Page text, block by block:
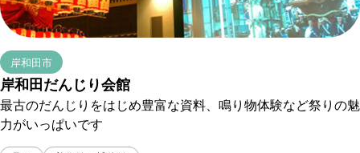
岸和田市
岸和田だんじり会館
最古のだんじりをはじめ豊富な資料、鳴り物体験など祭りの魅
力がいっぱいです